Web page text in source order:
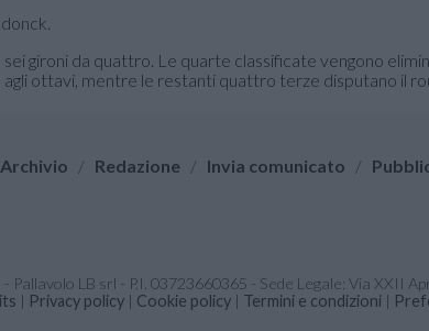
gironi da quattro. Le quarte classificate vengono
ottavi, mentre le restanti quattro terze disputano il
Archivio / Redazione / Invia comunicato /
Pallavolo LB srl - P.I. 03723660365 - Sede Legale: Via XXII
| Privacy policy | Cookie policy | Termini e condizioni |